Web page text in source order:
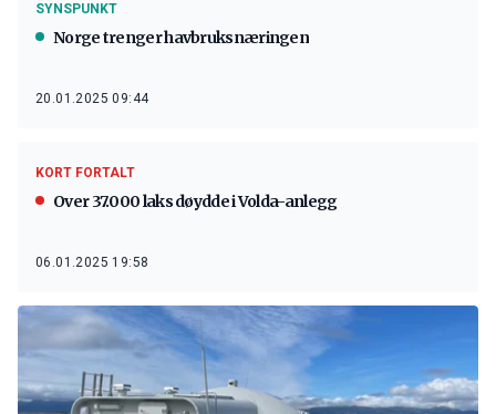
SYNSPUNKT
Norge trenger havbruksnæringen
20.01.2025 09:44
KORT FORTALT
Over 37.000 laks døydde i Volda-anlegg
06.01.2025 19:58